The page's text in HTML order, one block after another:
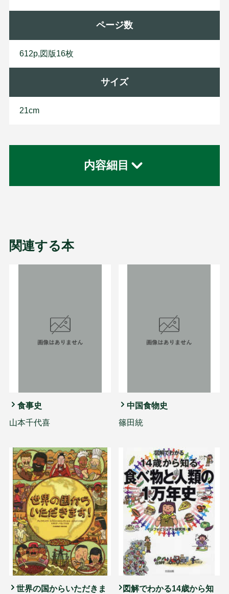
ページ数
612p,図版16枚
サイズ
21cm
内容細目
関連する本
食事史
山本千代喜
中国食物史
篠田統
世界の国からいただきま
図解でわかる14歳から知